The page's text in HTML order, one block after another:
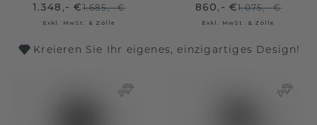
1.348,- €1.685,- €
Exkl. MwSt. & Zölle
860,- €1.075,- €
Exkl. MwSt. & Zölle
Kreieren Sie Ihr eigenes, einzigartiges Design!